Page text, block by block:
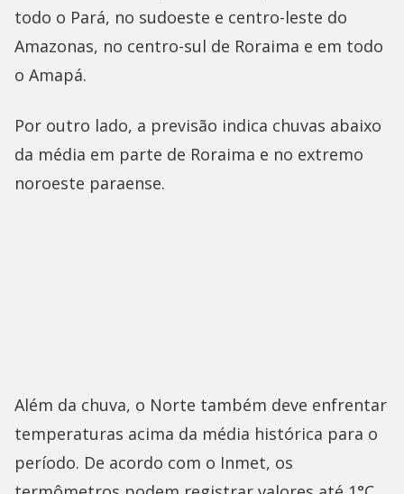
todo o Pará, no sudoeste e centro-leste do
Amazonas, no centro-sul de Roraima e em todo
o Amapá.
Por outro lado, a previsão indica chuvas abaixo
da média em parte de Roraima e no extremo
noroeste paraense.
Além da chuva, o Norte também deve enfrentar
temperaturas acima da média histórica para o
período. De acordo com o Inmet, os